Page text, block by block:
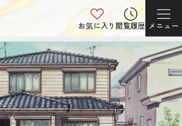
お気に入り閲覧履歴 メニュー